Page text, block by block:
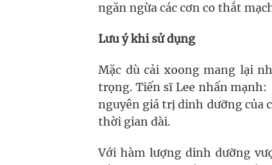
ngăn ngừa các cơn co thắt
Lưu ý khi sử dụng
Mặc dù cải xoong mang lại
trọng. Tiến sĩ Lee nhấn
nguyên giá trị dinh dưỡng của
thời gian dài.
Với hàm lượng dinh dưỡng